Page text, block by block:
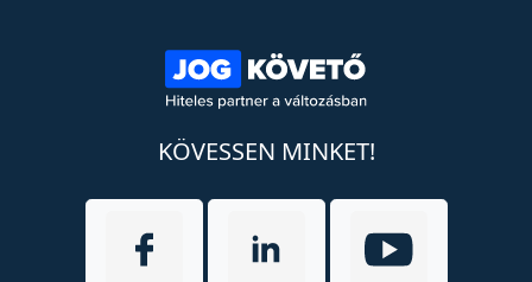
KÖVESSEN MINKET!